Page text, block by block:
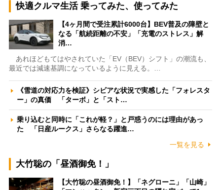
快適クルマ生活 乗ってみた、使ってみた
【4ヶ月間で受注累計6000台】BEV普及の障壁と
なる「航続距離の不安」「充電のストレス」解
消…
あれほどもてはやされていた「EV（BEV）シフト」の潮流も、
最近では減速基調になっているように見える。…
《雪道の対応力を検証》シビアな状況で実感した「フォレスタ
ー」の真価 「ターボ」と「スト…
乗り込むと同時に「これが軽？」と戸惑うのには理由があっ
た 「日産ルークス」さらなる躍進…
一覧を見る
大竹聡の「昼酒御免！」
【大竹聡の昼酒御免！】「ネグローニ」「山崎」